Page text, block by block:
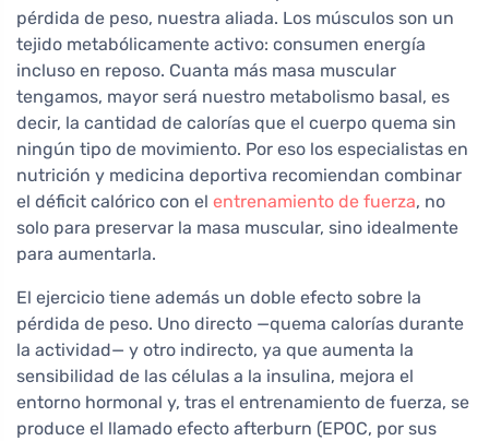
pérdida de peso, nuestra aliada. Los músculos son un
tejido metabólicamente activo: consumen energía
incluso en reposo. Cuanta más masa muscular
tengamos, mayor será nuestro metabolismo basal, es
decir, la cantidad de calorías que el cuerpo quema sin
ningún tipo de movimiento. Por eso los especialistas en
nutrición y medicina deportiva recomiendan combinar
el déficit calórico con el entrenamiento de fuerza, no
solo para preservar la masa muscular, sino idealmente
para aumentarla.
El ejercicio tiene además un doble efecto sobre la
pérdida de peso. Uno directo —quema calorías durante
la actividad— y otro indirecto, ya que aumenta la
sensibilidad de las células a la insulina, mejora el
entorno hormonal y, tras el entrenamiento de fuerza, se
produce el llamado efecto afterburn (EPOC, por sus